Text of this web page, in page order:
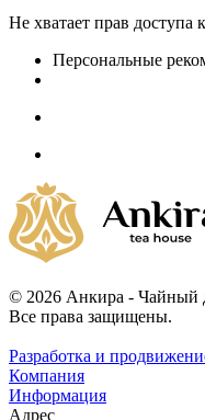
Не хватает прав доступа
Персональные
© 2026 Анкира - Чайный
Все права защищены.
Разработка и
Компания
Информация
Адрес